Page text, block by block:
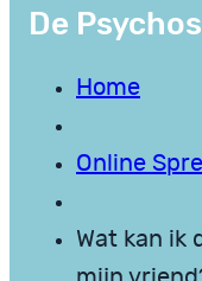
De
Home
Online
Wat kan ik